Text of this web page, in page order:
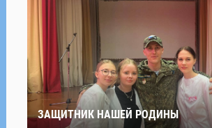
ЗАЩИТНИК НАШЕЙ РОДИНЫ